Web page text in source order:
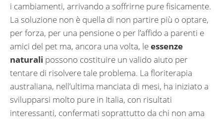
i cambiamenti, arrivando a soffrirne pure fisicamente.
La soluzione non è quella di non partire più o optare,
per forza, per una pensione o per l’affido a parenti e
amici del pet ma, ancora una volta, leessenze
naturali possono costituire un valido aiuto per
tentare di risolvere tale problema. La floriterapia
australiana, nell’ultima manciata di mesi, ha iniziato a
svilupparsi molto pure in Italia, con risultati
interessanti, confermati soprattutto da chi non ama